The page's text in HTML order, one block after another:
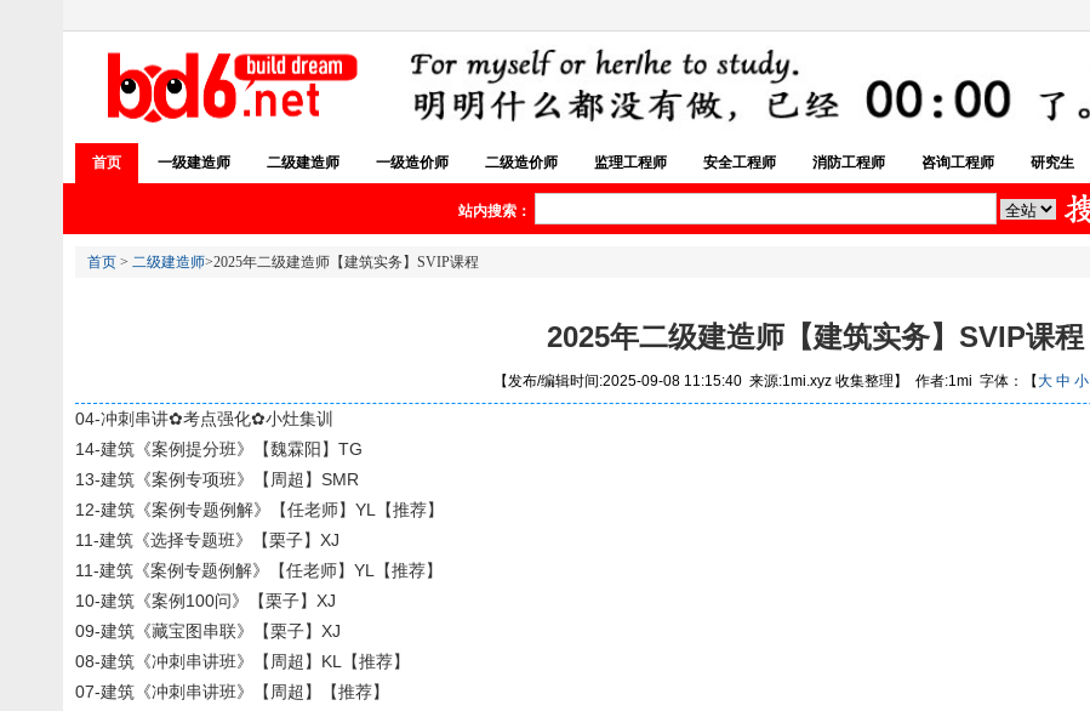
首页 一级建造师 二级建造师 一级造价师 二级造价师 监理工程师 安全工程师 消防工程师 咨询工程师 研究生
站内搜索：
首页 > 二级建造师>2025年二级建造师【建筑实务】SVIP课程
2025年二级建造师【建筑实务】SVIP课程
【发布/编辑时间:2025-09-08 11:15:40 来源:1mi.xyz 收集整理】 作者:1mi 字体：【大 中 小
04-冲刺串讲✿考点强化✿小灶集训
14-建筑《案例提分班》【魏霖阳】TG
13-建筑《案例专项班》【周超】SMR
12-建筑《案例专题例解》【任老师】YL【推荐】
11-建筑《选择专题班》【栗子】XJ
11-建筑《案例专题例解》【任老师】YL【推荐】
10-建筑《案例100问》【栗子】XJ
09-建筑《藏宝图串联》【栗子】XJ
08-建筑《冲刺串讲班》【周超】KL【推荐】
07-建筑《冲刺串讲班》【周超】【推荐】